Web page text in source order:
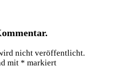
nicht veröffentlicht.
mit * markiert